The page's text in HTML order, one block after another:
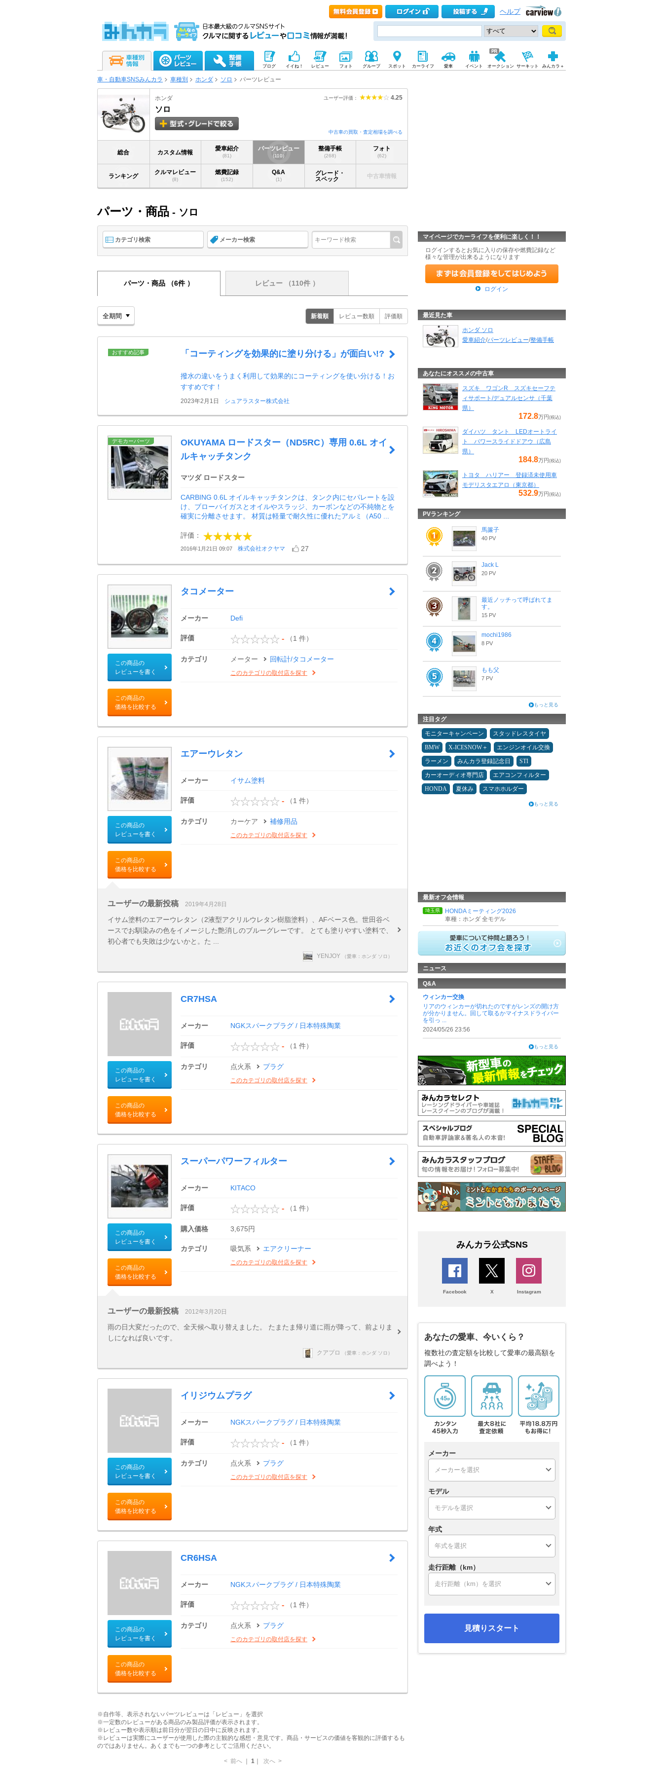
ヘルプ
ブログ イイね！ レビュー フォト グループ スポット カーライフ 愛車 イベント オークション サーキット みんカラ＋
車・自動車SNSみんカラ 車種別 ホンダ ソロ パーツレビュー
ユーザー評価： 4.25
ホンダ
ソロ
中古車の買取・査定相場を調べる
総合 カスタム情報
愛車紹介
(81)
パーツレビュー
(110)
整備手帳
(268)
フォト
(62)
ランキング
クルマレビュー
(8)
燃費記録
(152)
Q&A
(1)
グレード・
スペック
中古車情報
パーツ・商品 - ソロ
カテゴリ検索 メーカー検索
パーツ・商品 （6件 ） レビュー （110件 ）
新着順 レビュー数順 評価順
おすすめ記事 「コーティングを効果的に塗り分ける」が面白い!?
撥水の違いをうまく利用して効果的にコーティングを使い分ける！お
すすめです！
2023年2月1日 シュアラスター株式会社
デモカーパーツ
OKUYAMA ロードスター（ND5RC）専用 0.6L オイ
ルキャッチタンク
マツダ ロードスター
CARBING 0.6L オイルキャッチタンクは、タンク内にセパレートを設
け、ブローバイガスとオイルやスラッジ、カーボンなどの不純物とを
確実に分離させます。 材質は軽量で耐久性に優れたアルミ（A50 ...
評価：
2016年1月21日 09:07 株式会社オクヤマ 27
この商品の
レビューを書く
この商品の
価格を比較する
タコメーター
メーカー Defi
評価 - （1 件）
カテゴリ メーター 回転計/タコメーター
このカテゴリの取付店を探す
この商品の
レビューを書く
この商品の
価格を比較する
エアーウレタン
メーカー イサム塗料
評価 - （1 件）
カテゴリ カーケア 補修用品
このカテゴリの取付店を探す
ユーザーの最新投稿 2019年4月28日
イサム塗料のエアーウレタン（2液型アクリルウレタン樹脂塗料）、AFベース色。世田谷ベ
ースでお馴染みの色をイメージした艶消しのブルーグレーです。 とても塗りやすい塗料で、
初心者でも失敗は少ないかと。た ...
YENJOY （愛車：ホンダ ソロ）
この商品の
レビューを書く
この商品の
価格を比較する
CR7HSA
メーカー NGKスパークプラグ / 日本特殊陶業
評価 - （1 件）
カテゴリ 点火系 プラグ
このカテゴリの取付店を探す
この商品の
レビューを書く
この商品の
価格を比較する
スーパーパワーフィルター
メーカー KITACO
評価 - （1 件）
購入価格 3,675円
カテゴリ 吸気系 エアクリーナー
このカテゴリの取付店を探す
ユーザーの最新投稿 2012年3月20日
雨の日大変だったので、全天候へ取り替えました。 たまたま帰り道に雨が降って、前よりま
しになれば良いです。
クアプロ （愛車：ホンダ ソロ）
この商品の
レビューを書く
この商品の
価格を比較する
イリジウムプラグ
メーカー NGKスパークプラグ / 日本特殊陶業
評価 - （1 件）
カテゴリ 点火系 プラグ
このカテゴリの取付店を探す
この商品の
レビューを書く
この商品の
価格を比較する
CR6HSA
メーカー NGKスパークプラグ / 日本特殊陶業
評価 - （1 件）
カテゴリ 点火系 プラグ
このカテゴリの取付店を探す
※自作等、表示されないパーツレビューは「レビュー」を選択
※一定数のレビューがある商品のみ製品評価が表示されます。
※レビュー数や表示順は前日分が翌日の日中に反映されます。
※レビューは実際にユーザーが使用した際の主観的な感想・意見です。商品・サービスの価値を客観的に評価するも
のではありません。あくまでも一つの参考としてご活用ください。
< 前へ ｜ 1 ｜ 次へ >
マイページでカーライフを便利に楽しく！！
ログインするとお気に入りの保存や燃費記録など
様々な管理が出来るようになります
ログイン
最近見た車
ホンダ ソロ
愛車紹介/パーツレビュー/整備手帳
あなたにオススメの中古車
スズキ ワゴンR スズキセーフテ
ィサポート/デュアルセンサ（千葉
県）
172.8万円 (税込)
ダイハツ タント LEDオートライ
ト パワースライドドアウ（広島
県）
184.8万円 (税込)
トヨタ ハリアー 登録済未使用車
モデリスタエアロ（東京都）
532.9万円 (税込)
PVランキング
馬簾子
40 PV
Jack L
20 PV
最近ノッチって呼ばれてま
す。
15 PV
mochi1986
8 PV
もも父
7 PV
もっと見る
注目タグ
モニターキャンペーン
スタッドレスタイヤ
BMW
X-ICESNOW＋
エンジンオイル交換
ラーメン
みんカラ登録記念日
STI
カーオーディオ専門店
エアコンフィルター
HONDA
夏休み スマホホルダー
もっと見る
最新オフ会情報
埼玉県
HONDAミーティング2026
車種：ホンダ 全モデル
ニュース
Q&A
ウィンカー交換
リアのウィンカーが切れたのですがレンズの開け方
が分かりません。回して取るかマイナスドライバー
を引っ ...
2024/05/26 23:56
もっと見る
みんカラ公式SNS
Facebook X Instagram
あなたの愛車、今いくら？
複数社の査定額を比較して愛車の最高額を
調べよう！
メーカー
モデル
年式
走行距離（km）
見積りスタート